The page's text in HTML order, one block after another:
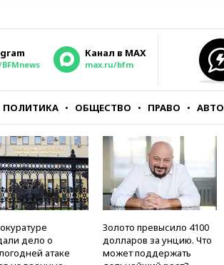
Канал в MAX
max.ru/bfm
ПОЛИТИКА ОБЩЕСТВО ПРАВО АВТО
дело о
атаке
Золото превысило 4100
долларов за унцию. Что
может поддержать